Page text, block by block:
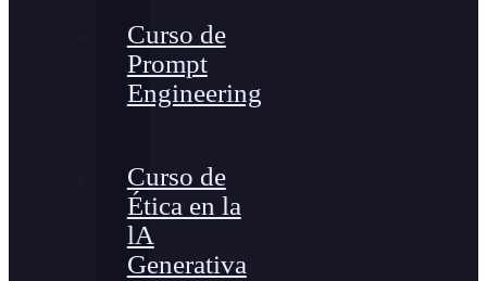
Curso de
Prompt
Engineering
Curso de
Ética en la
lA
Generativa